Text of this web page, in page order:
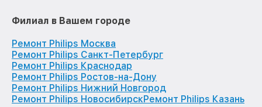
Филиал в Вашем городе
Ремонт Philips Москва
Ремонт Philips Санкт-Петербург
Ремонт Philips Краснодар
Ремонт Philips Ростов-на-Дону
Ремонт Philips Нижний Новгород
Ремонт Philips НовосибирскРемонт Philips Казань